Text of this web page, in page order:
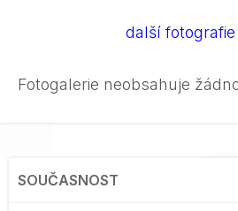
další fotografie
Fotogalerie neobsahuje
SOUČASNOST